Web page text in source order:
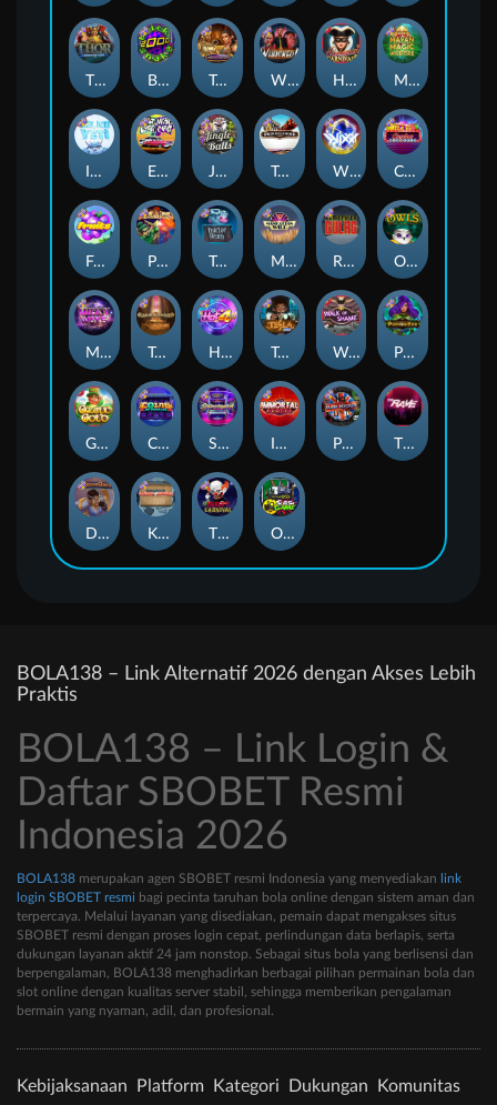
Manhattan Goes Wild
Tractor Beam
Casino Win Spin
Brick Snake 2000
Starstruck
Poison Eve
Tomb of Nefertiti
Tomb of Akhenaten
Immortal Fruits
Tesla Jolt
Dungeon Quest
Coins of Fortune
Mayan Magic Wildfire
WiXX
Outsourced: Slash Game
Fruits
Hot 4 Cash
Tombstone
Owls
Punk Rocker
Milky Ways
Gaelic Gold
East Coast Vs West Coast
The Creepy Carnival
Whacked
Jingle Balls
Harlequin Carnival
Walk of Shame
Kitchen Drama: Sushi Mania
Pixies vs Pirates
Thor: Hammer Time
Ice Ice Yeti
Remember Gulag
The Rave
BOLA138 – Link Alternatif 2026 dengan Akses Lebih
Praktis
BOLA138 – Link Login &
Daftar SBOBET Resmi
Indonesia 2026
BOLA138 merupakan agen SBOBET resmi Indonesia yang menyediakan link
login SBOBET resmi bagi pecinta taruhan bola online dengan sistem aman dan
terpercaya. Melalui layanan yang disediakan, pemain dapat mengakses situs
SBOBET resmi dengan proses login cepat, perlindungan data berlapis, serta
dukungan layanan aktif 24 jam nonstop. Sebagai situs bola yang berlisensi dan
berpengalaman, BOLA138 menghadirkan berbagai pilihan permainan bola dan
slot online dengan kualitas server stabil, sehingga memberikan pengalaman
bermain yang nyaman, adil, dan profesional.
Kebijaksanaan Platform Kategori Dukungan Komunitas